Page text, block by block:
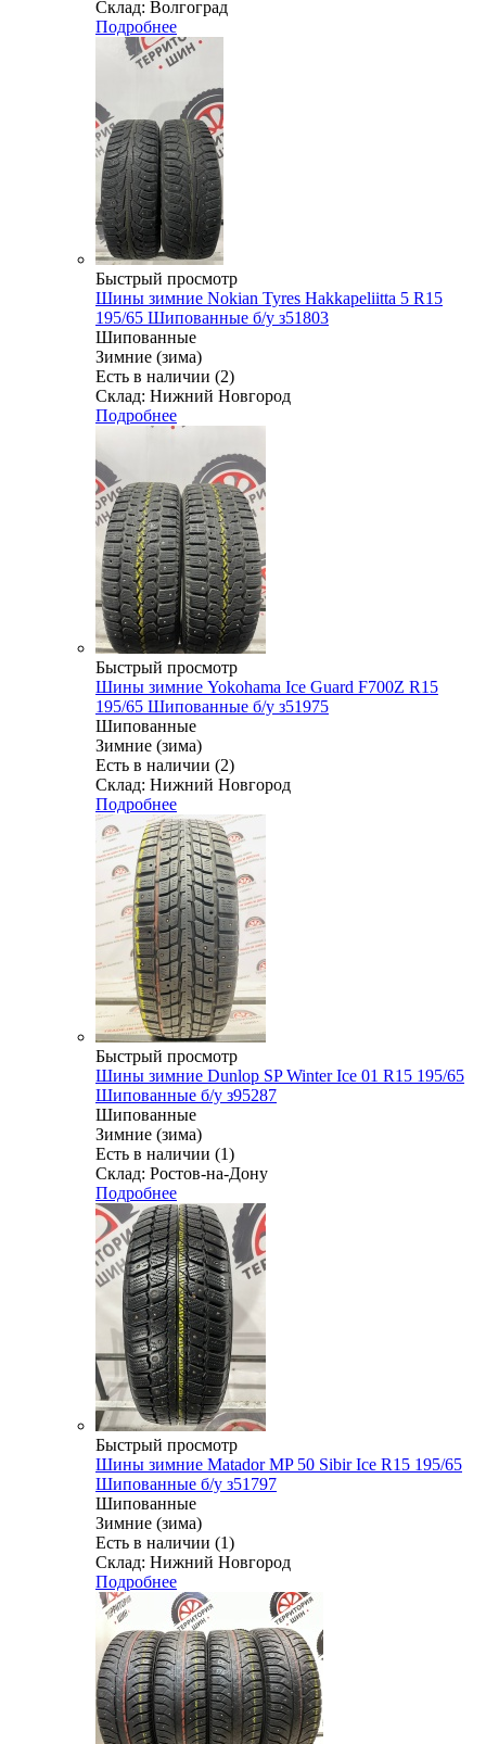
Склад: Волгоград
Подробнее
Быстрый просмотр
Шины зимние Nokian Tyres Hakkapeliitta 5 R15
195/65 Шипованные б/у з51803
Шипованные
Зимние (зима)
Есть в наличии (2)
Склад: Нижний Новгород
Подробнее
Быстрый просмотр
Шины зимние Yokohama Ice Guard F700Z R15
195/65 Шипованные б/у з51975
Шипованные
Зимние (зима)
Есть в наличии (2)
Склад: Нижний Новгород
Подробнее
Быстрый просмотр
Шины зимние Dunlop SP Winter Ice 01 R15 195/65
Шипованные б/у з95287
Шипованные
Зимние (зима)
Есть в наличии (1)
Склад: Ростов-на-Дону
Подробнее
Быстрый просмотр
Шины зимние Matador MP 50 Sibir Ice R15 195/65
Шипованные б/у з51797
Шипованные
Зимние (зима)
Есть в наличии (1)
Склад: Нижний Новгород
Подробнее